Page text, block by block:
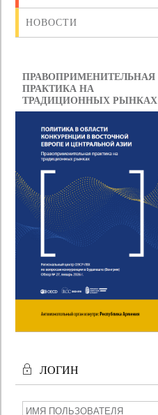
НОВОСТИ
ПРАВОПРИМЕНИТЕЛЬНАЯ
ПРАКТИКА НА
ТРАДИЦИОННЫХ РЫНКАХ
ЛОГИН